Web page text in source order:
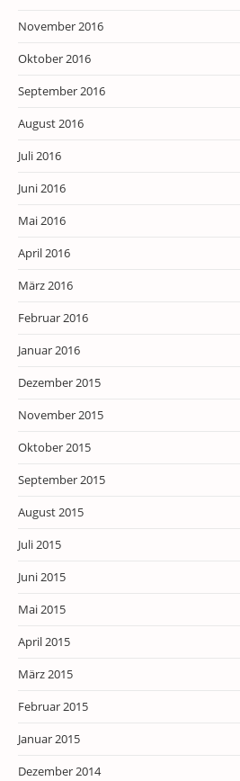
November 2016
Oktober 2016
September 2016
August 2016
Juli 2016
Juni 2016
Mai 2016
April 2016
März 2016
Februar 2016
Januar 2016
Dezember 2015
November 2015
Oktober 2015
September 2015
August 2015
Juli 2015
Juni 2015
Mai 2015
April 2015
März 2015
Februar 2015
Januar 2015
Dezember 2014